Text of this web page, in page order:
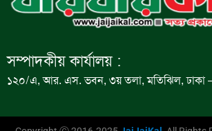
সম্পাদকীয় কার্যালয় :
১২০/এ, আর. এস. ভবন, ৩য় তলা, মতিঝিল, ঢাকা